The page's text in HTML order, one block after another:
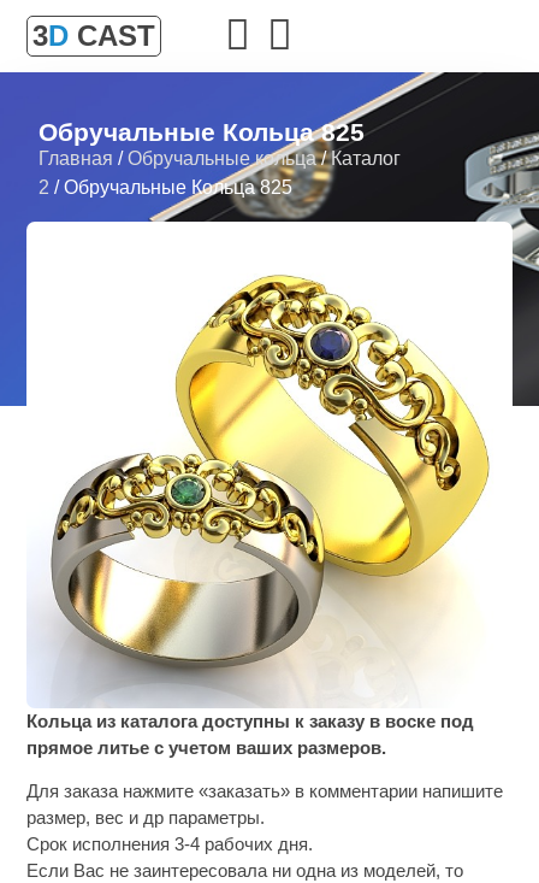
3D CAST
Обручальные Кольца 825
Главная /Обручальные кольца/Каталог
2 / Обручальные Кольца 825
Кольца из каталога доступны к заказу в воске под
прямое литье с учетом ваших размеров.
Для заказа нажмите «заказать» в комментарии напишите
размер, вес и др параметры.
Срок исполнения 3-4 рабочих дня.
Если Вас не заинтересовала ни одна из моделей, то